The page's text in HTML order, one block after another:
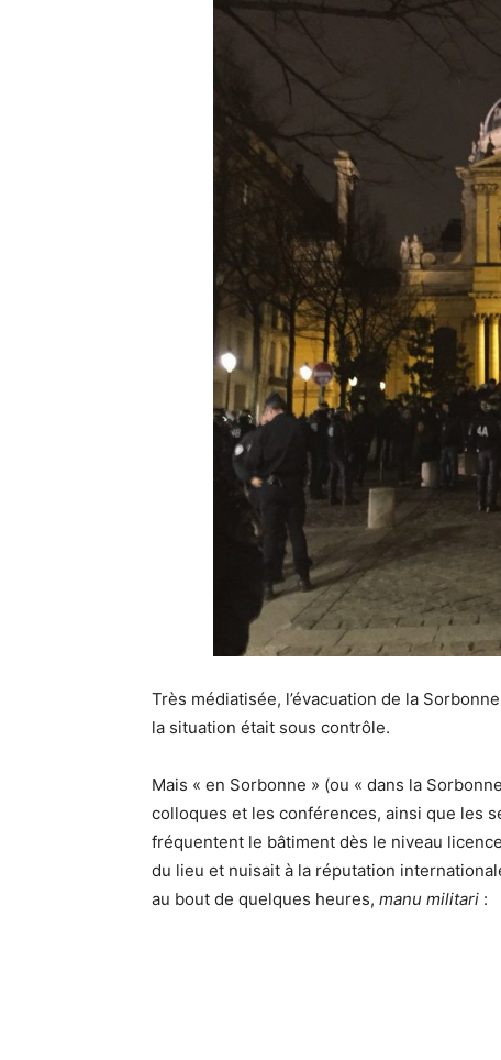
Très médiatisée, l’évacuation de la
la situation était sous contrôle.
Mais « en Sorbonne » (ou « dans la
colloques et les conférences, ainsi que les
fréquentent le bâtiment dès le niveau
du lieu et nuisait à la réputation
au bout de quelques heures, manu militari :